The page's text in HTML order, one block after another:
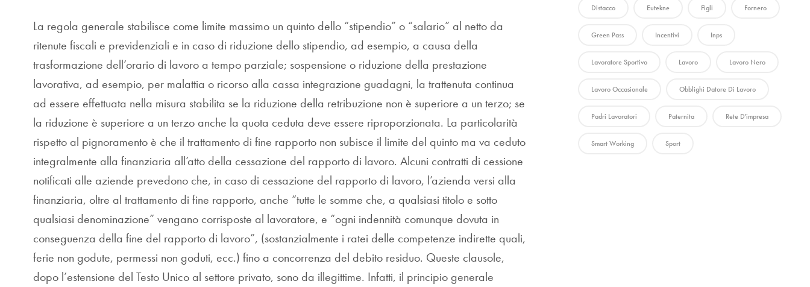
La regola generale stabilisce come limite massimo un quinto dello “stipendio” o “salario” al netto da
ritenute fiscali e previdenziali e in caso di riduzione dello stipendio, ad esempio, a causa della
trasformazione dell’orario di lavoro a tempo parziale; sospensione o riduzione della prestazione
lavorativa, ad esempio, per malattia o ricorso alla cassa integrazione guadagni, la trattenuta continua
ad essere effettuata nella misura stabilita se la riduzione della retribuzione non è superiore a un terzo; se
la riduzione è superiore a un terzo anche la quota ceduta deve essere riproporzionata. La particolarità
rispetto al pignoramento è che il trattamento di fine rapporto non subisce il limite del quinto ma va ceduto
integralmente alla finanziaria all’atto della cessazione del rapporto di lavoro. Alcuni contratti di cessione
notificati alle aziende prevedono che, in caso di cessazione del rapporto di lavoro, l’azienda versi alla
finanziaria, oltre al trattamento di fine rapporto, anche “tutte le somme che, a qualsiasi titolo e sotto
qualsiasi denominazione” vengano corrisposte al lavoratore, e “ogni indennità comunque dovuta in
conseguenza della fine del rapporto di lavoro”, (sostanzialmente i ratei delle competenze indirette quali,
ferie non godute, permessi non goduti, ecc.) fino a concorrenza del debito residuo. Queste clausole,
dopo l’estensione del Testo Unico al settore privato, sono da illegittime. Infatti, il principio generale
Distacco Eutekne Figli Fornero
Green Pass Incentivi Inps
Lavoratore Sportivo Lavoro Lavoro Nero
Lavoro Occasionale Obblighi Datore Di Lavoro
Padri Lavoratori Paternita Rete D'impresa
Smart Working Sport